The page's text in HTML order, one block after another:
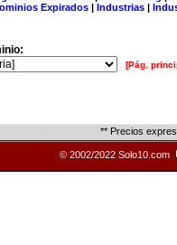
Expirados | Industrias |
[Pág.
** Precios
© 2002/2022 Solo10.com